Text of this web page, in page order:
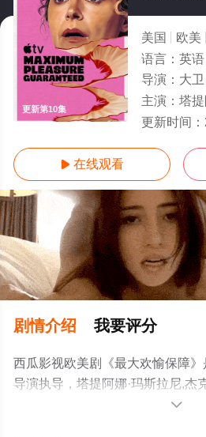
更新第10集
美国 欧美
语言： 英语
导演： 大卫
主演： 塔提阿娜·玛斯拉尼,杰克·
更新时间：
 在线观看
剧情介绍 我要评分
西瓜影视欧美剧《最大欢愉保障》
导演执导，塔提阿娜·玛斯拉尼,杰
西·霍奇斯,詹妮弗·费林,查理·霍尔,
